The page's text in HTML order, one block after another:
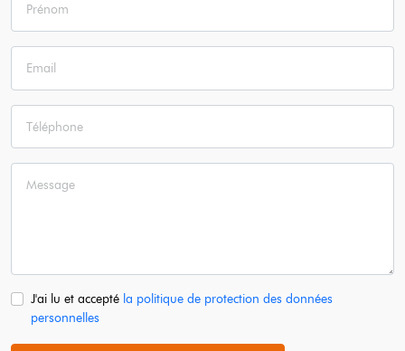
J'ai lu et accepté la politique de protection des données
personnelles